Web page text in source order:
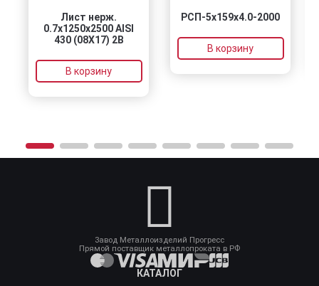
Лист нерж.
0.7х1250х2500 AISI
430 (08Х17) 2B
В корзину
РСП-5x159x4.0-2000
В корзину
Завод Металлоизделий Прогресс
Прямой поставщик металлопроката в РФ
КАТАЛОГ